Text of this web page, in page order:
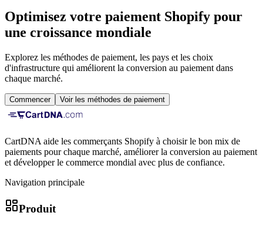
Optimisez votre paiement Shopify pour
une croissance mondiale
Explorez les méthodes de paiement, les pays et les choix
d'infrastructure qui améliorent la conversion au paiement dans
chaque marché.
Commencer Voir les méthodes de paiement
CartDNA aide les commerçants Shopify à choisir le bon mix de
paiements pour chaque marché, améliorer la conversion au paiement
et développer le commerce mondial avec plus de confiance.
Navigation principale
Produit